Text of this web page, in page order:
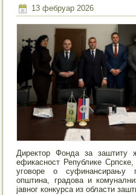
13 фебруар 2026
Директор Фонда за заштиту
ефикасност Републике
уговоре о суфинансирању
општина, градова и
јавног конкурса из области